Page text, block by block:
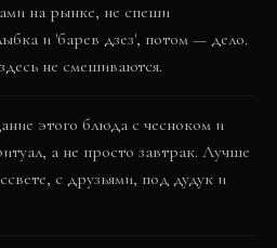
на рынке, не спеши
и 'барев дзез', потом — дело.
не смешиваются.
этого блюда с чесноком и
а не просто завтрак. Лучше
с друзьями, под дудук и